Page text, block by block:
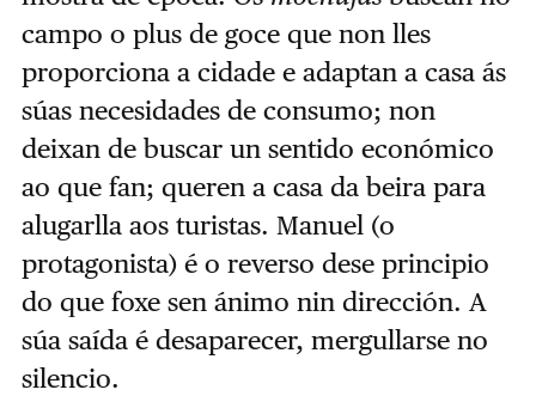
campo o plus de goce que non lles
proporciona a cidade e adaptan a casa ás
súas necesidades de consumo; non
deixan de buscar un sentido económico
ao que fan; queren a casa da beira para
alugarlla aos turistas. Manuel (o
protagonista) é o reverso dese principio
do que foxe sen ánimo nin dirección. A
súa saída é desaparecer, mergullarse no
silencio.